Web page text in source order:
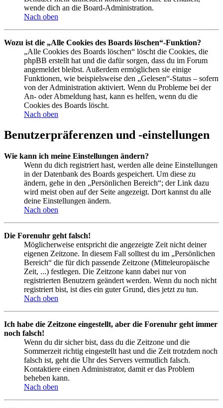
wende dich an die Board-Administration.
Nach oben
Wozu ist die „Alle Cookies des Boards löschen“-Funktion?
„Alle Cookies des Boards löschen“ löscht die Cookies, die
phpBB erstellt hat und die dafür sorgen, dass du im Forum
angemeldet bleibst. Außerdem ermöglichen sie einige
Funktionen, wie beispielsweise den „Gelesen“-Status – sofern
von der Administration aktiviert. Wenn du Probleme bei der
An- oder Abmeldung hast, kann es helfen, wenn du die
Cookies des Boards löscht.
Nach oben
Benutzerpräferenzen und -einstellungen
Wie kann ich meine Einstellungen ändern?
Wenn du dich registriert hast, werden alle deine Einstellungen
in der Datenbank des Boards gespeichert. Um diese zu
ändern, gehe in den „Persönlichen Bereich“; der Link dazu
wird meist oben auf der Seite angezeigt. Dort kannst du alle
deine Einstellungen ändern.
Nach oben
Die Forenuhr geht falsch!
Möglicherweise entspricht die angezeigte Zeit nicht deiner
eigenen Zeitzone. In diesem Fall solltest du im „Persönlichen
Bereich“ die für dich passende Zeitzone (Mitteleuropäische
Zeit, ...) festlegen. Die Zeitzone kann dabei nur von
registrierten Benutzern geändert werden. Wenn du noch nicht
registriert bist, ist dies ein guter Grund, dies jetzt zu tun.
Nach oben
Ich habe die Zeitzone eingestellt, aber die Forenuhr geht immer
noch falsch!
Wenn du dir sicher bist, dass du die Zeitzone und die
Sommerzeit richtig eingestellt hast und die Zeit trotzdem noch
falsch ist, geht die Uhr des Servers vermutlich falsch.
Kontaktiere einen Administrator, damit er das Problem
beheben kann.
Nach oben